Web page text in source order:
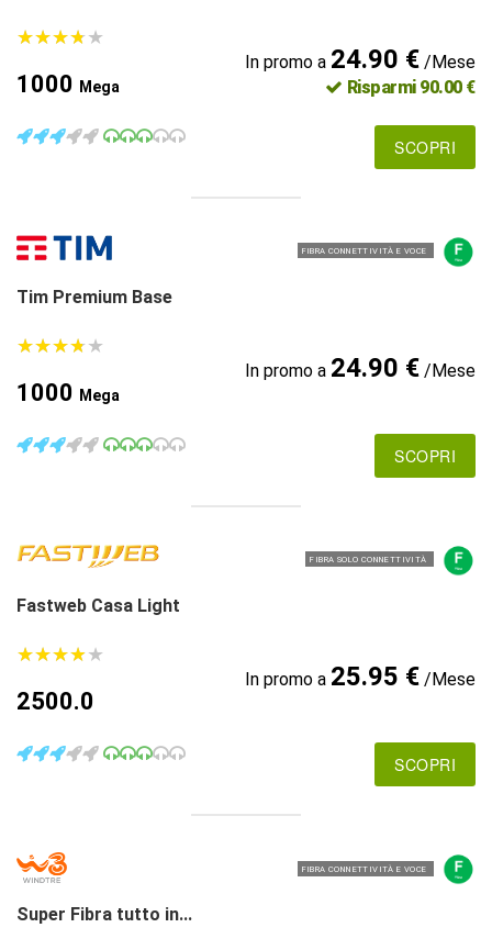
★★★★★
★★★★★
1000 Mega
In promo a 24.90 €/Mese
Risparmi 90.00 €
SCOPRI
FIBRA CONNETTIVITÀ E VOCE
Tim Premium Base
★★★★★
★★★★★
1000 Mega
In promo a 24.90 €/Mese
SCOPRI
FIBRA SOLO CONNETTIVITÀ
Fastweb Casa Light
★★★★★
★★★★★
2500.0
In promo a 25.95 €/Mese
SCOPRI
FIBRA CONNETTIVITÀ E VOCE
Super Fibra tutto in...